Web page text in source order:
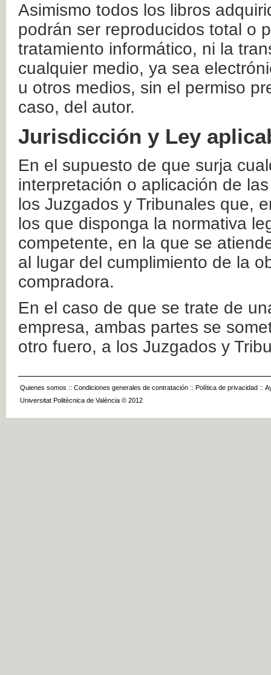
Asimismo todos los libros
podrán ser reproducidos total o
tratamiento informático, ni la
cualquier medio, ya sea
u otros medios, sin el permiso
caso, del autor.
Jurisdicción y Ley
En el supuesto de que surja
interpretación o aplicación de
los Juzgados y Tribunales que,
los que disponga la normativa
competente, en la que se
al lugar del cumplimiento de la
compradora.
En el caso de que se trate de
empresa, ambas partes se
otro fuero, a los Juzgados y
Quienes somos :: Condiciones generales de contratación :: Política de privacidad ::
Universitat Politècnica de València © 2012